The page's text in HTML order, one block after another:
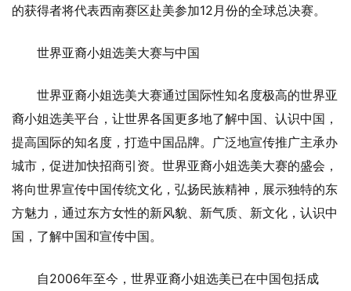
的获得者将代表西南赛区赴美参加12月份的全球总决赛。
世界亚裔小姐选美大赛与中国
世界亚裔小姐选美大赛通过国际性知名度极高的世界亚
裔小姐选美平台，让世界各国更多地了解中国、认识中国，
提高国际的知名度，打造中国品牌。广泛地宣传推广主承办
城市，促进加快招商引资。世界亚裔小姐选美大赛的盛会，
将向世界宣传中国传统文化，弘扬民族精神，展示独特的东
方魅力，通过东方女性的新风貌、新气质、新文化，认识中
国，了解中国和宣传中国。
自2006年至今，世界亚裔小姐选美已在中国包括成